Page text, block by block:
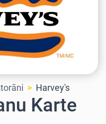
Harvey's
Karte